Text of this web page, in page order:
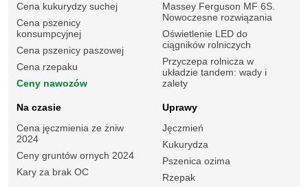
Cena kukurydzy suchej
Cena pszenicy
konsumpcyjnej
Cena pszenicy paszowej
Cena rzepaku
Ceny nawozów
Massey Ferguson MF 6S.
Nowoczesne rozwiązania
Oświetlenie LED do
ciągników rolniczych
Przyczepa rolnicza w
układzie tandem: wady i
zalety
Na czasie
Cena jęczmienia ze żniw
2024
Ceny gruntów ornych 2024
Kary za brak OC
Uprawy
Jęczmień
Kukurydza
Pszenica ozima
Rzepak